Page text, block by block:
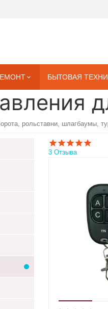
БЫТОВАЯ
рольставни, шлагбаумы,
3 Отзыва